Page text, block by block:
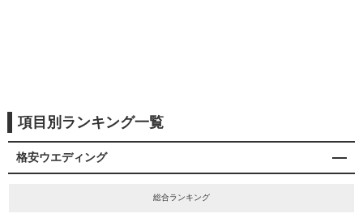
項目別ランキング一覧
格安ウエディング
総合ランキング